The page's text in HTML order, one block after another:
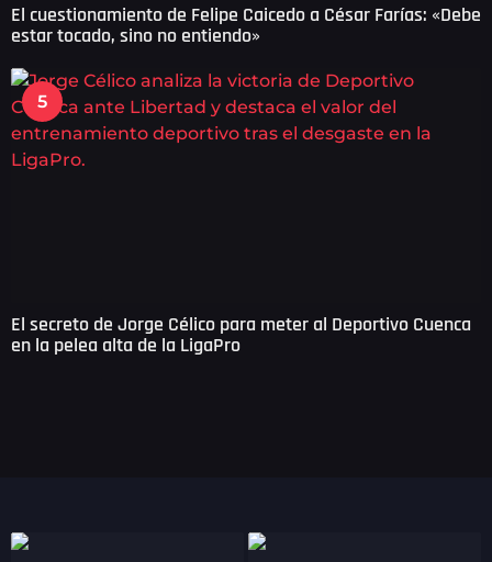
El cuestionamiento de Felipe Caicedo a César Farías: «Debe
estar tocado, sino no entiendo»
5
El secreto de Jorge Célico para meter al Deportivo Cuenca
en la pelea alta de la LigaPro